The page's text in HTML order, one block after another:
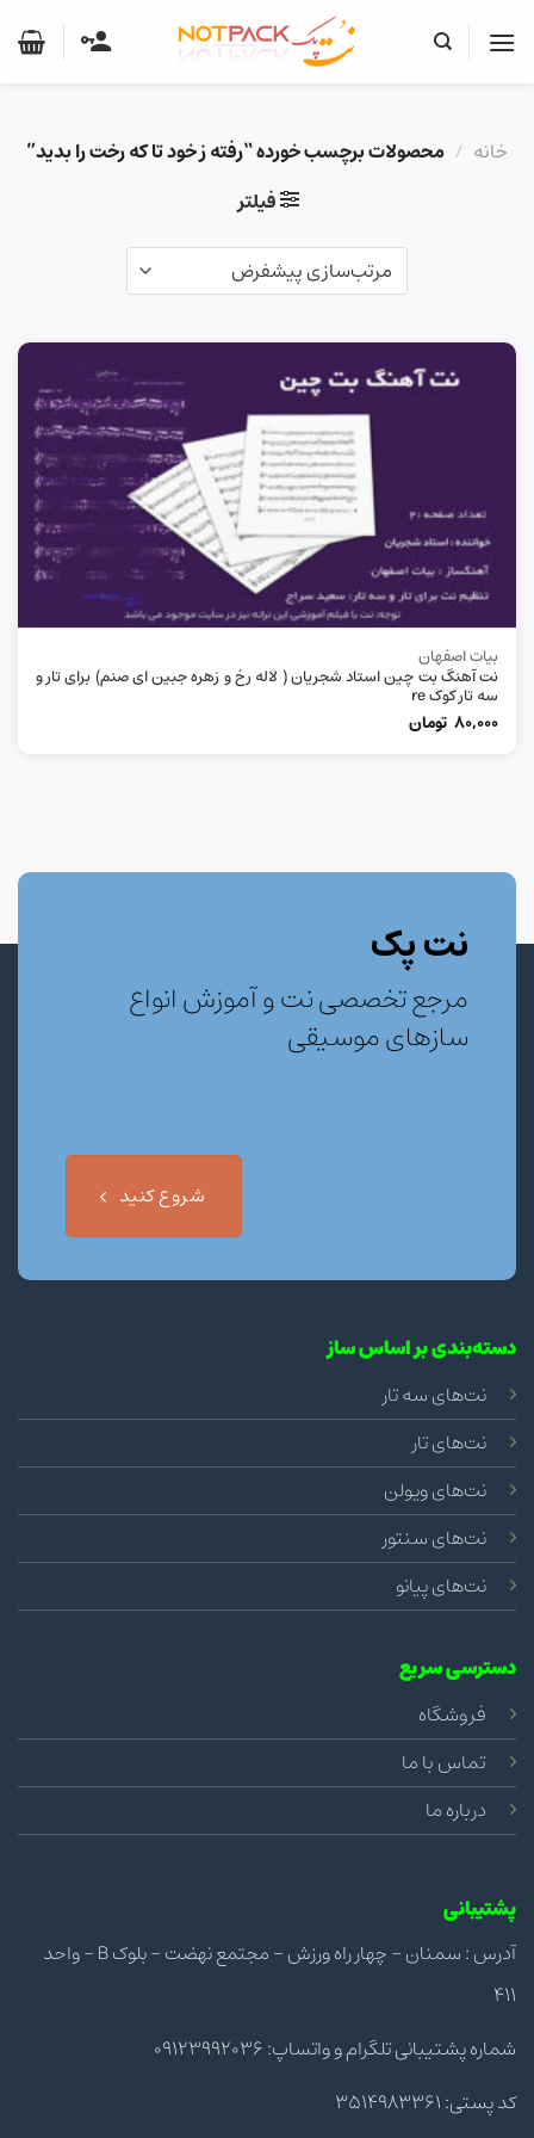
خانه / محصولات برچسب خورده “رفته ز خود تا که رخت را بدید”
فیلتر
بیات اصفهان
نت آهنگ بت چین استاد شجریان ( لاله رخ و زهره جبین ای صنم) برای تار و
سه تار کوک re
80,000 تومان
نت پک
مرجع تخصصی نت و آموزش انواع
سازهای موسیقی
شروع کنید
دسته‌بندی بر اساس ساز
نت‌های سه تار
نت‌های تار
نت‌های ویولن
نت‌های سنتور
نت‌های پیانو
دسترسی سریع
فروشگاه
تماس با ما
درباره ما
پشتیبانی
آدرس : سمنان - چهار راه ورزش - مجتمع نهضت - بلوک B - واحد
411
شماره پشتیبانی تلگرام و واتساپ: 09123992036
کد پستی: 3514983361